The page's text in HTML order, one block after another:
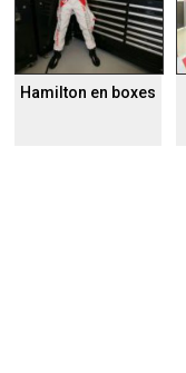
Hamilton en boxes